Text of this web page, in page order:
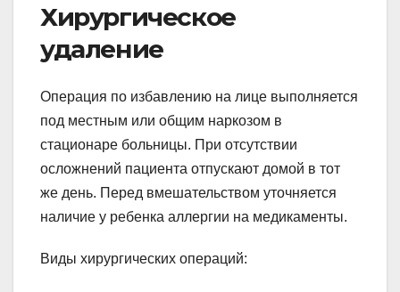
Хирургическое
удаление
Операция по избавлению на лице выполняется
под местным или общим наркозом в
стационаре больницы. При отсутствии
осложнений пациента отпускают домой в тот
же день. Перед вмешательством уточняется
наличие у ребенка аллергии на медикаменты.
Виды хирургических операций: